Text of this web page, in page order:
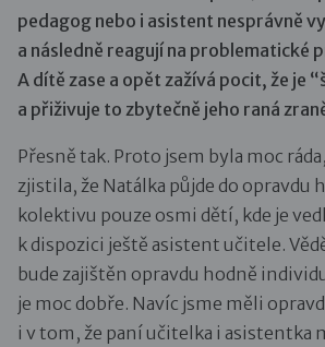
pedagog nebo i asistent nesprávně
a následně reagují na problematické
A dítě zase a opět zažívá pocit, že je
a přiživuje to zbytečně jeho raná
Přesně tak. Proto jsem byla moc
zjistila, že Natálka půjde do opravdu
kolektivu pouze osmi dětí, kde je
k dispozici ještě asistent učitele.
bude zajištěn opravdu hodně
je moc dobře. Navíc jsme měli
i v tom, že paní učitelka i asistentka